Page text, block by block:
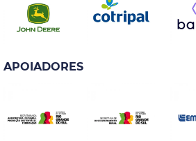
APOIADORES